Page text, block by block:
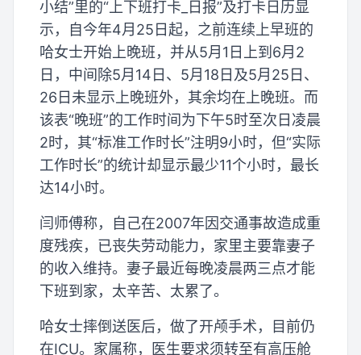
小结”里的“上下班打卡_日报”及打卡日历显
示，自今年4月25日起，之前连续上早班的
哈女士开始上晚班，并从5月1日上到6月2
日，中间除5月14日、5月18日及5月25日、
26日未显示上晚班外，其余均在上晚班。而
该表“晚班”的工作时间为下午5时至次日凌晨
2时，其“标准工作时长”注明9小时，但“实际
工作时长”的统计却显示最少11个小时，最长
达14小时。
闫师傅称，自己在2007年因交通事故造成重
度残疾，已丧失劳动能力，家里主要靠妻子
的收入维持。妻子最近每晚凌晨两三点才能
下班到家，太辛苦、太累了。
哈女士摔倒送医后，做了开颅手术，目前仍
在ICU。家属称，医生要求须转至有高压舱